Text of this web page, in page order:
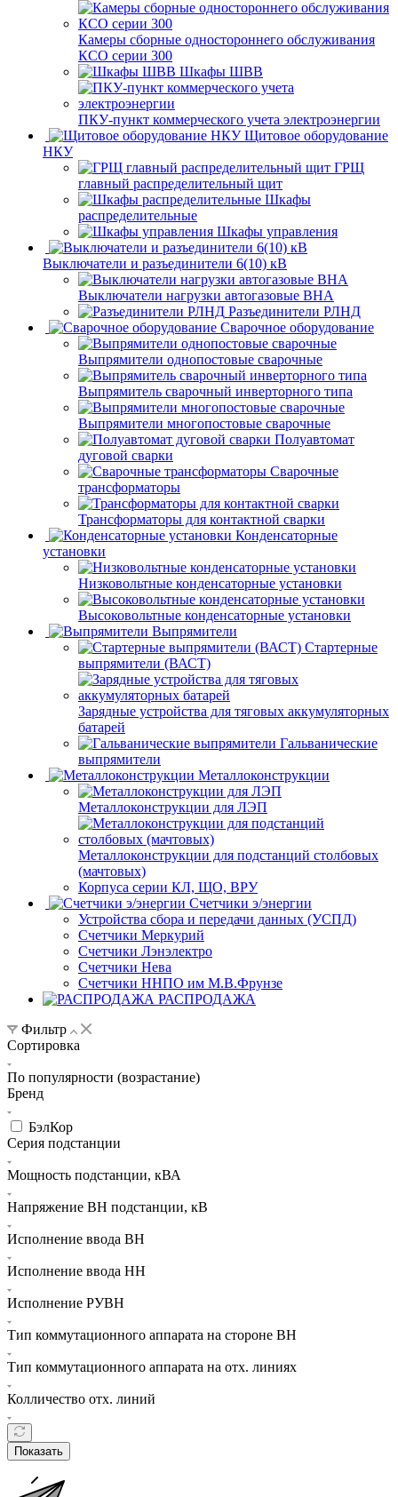
Камеры сборные одностороннего обслуживания
КСО серии 300
Шкафы ШВВ
ПКУ-пункт коммерческого учета электроэнергии
Щитовое оборудование
НКУ
ГРЩ
главный распределительный щит
Шкафы
распределительные
Шкафы управления
Выключатели и разъединители 6(10) кВ
Выключатели нагрузки автогазовые ВНА
Разъединители РЛНД
Сварочное оборудование
Выпрямители однопостовые сварочные
Выпрямитель сварочный инверторного типа
Выпрямители многопостовые сварочные
Полуавтомат
дуговой сварки
Сварочные
трансформаторы
Трансформаторы для контактной сварки
Конденсаторные
установки
Низковольтные конденсаторные установки
Высоковольтные конденсаторные установки
Выпрямители
Стартерные
выпрямители (ВАСТ)
Зарядные устройства для тяговых аккумуляторных
батарей
Гальванические
выпрямители
Металлоконструкции
Металлоконструкции для ЛЭП
Металлоконструкции для подстанций столбовых
(мачтовых)
Корпуса серии КЛ, ЩО, ВРУ
Счетчики э/энергии
Устройства сбора и передачи данных (УСПД)
Счетчики Меркурий
Счетчики Лэнэлектро
Счетчики Нева
Счетчики ННПО им М.В.Фрунзе
РАСПРОДАЖА
Фильтр
Сортировка
По популярности (возрастание)
Бренд
БэлКор
Серия подстанции
Мощность подстанции, кВА
Напряжение ВН подстанции, кВ
Исполнение ввода ВН
Исполнение ввода НН
Исполнение РУВН
Тип коммутационного аппарата на стороне ВН
Тип коммутационного аппарата на отх. линиях
Колличество отх. линий
Показать